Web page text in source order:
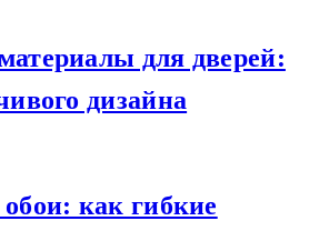
для дверей:
дизайна
как гибкие